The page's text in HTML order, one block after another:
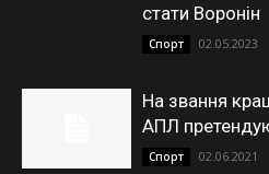
стати Воронін
Спорт 02.05.2023
На звання
АПЛ
Спорт 02.06.2021